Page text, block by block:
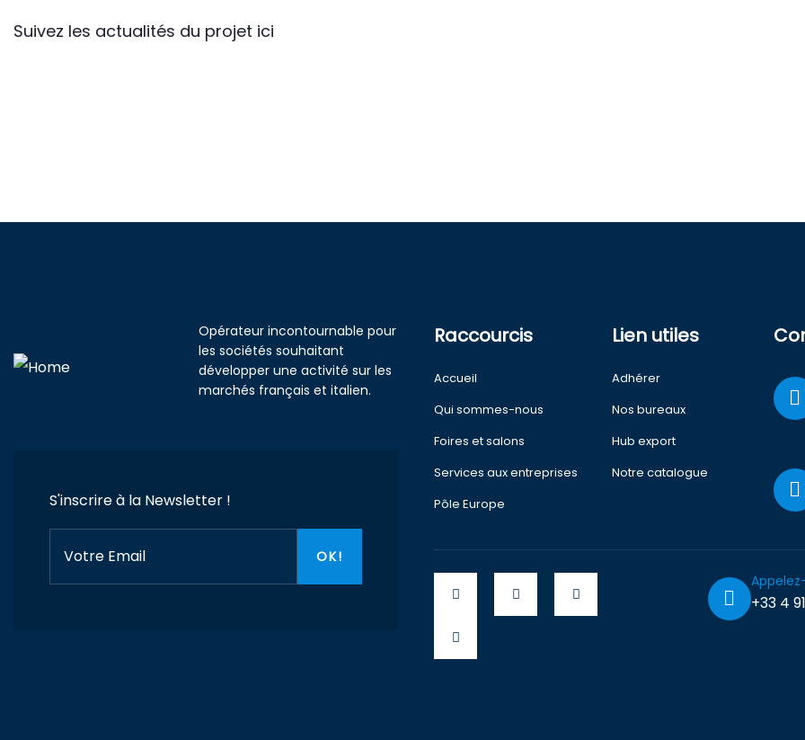
Suivez les actualités du projet ici
Opérateur incontournable pour
les sociétés souhaitant
développer une activité sur les
marchés français et italien.
S'inscrire à la Newsletter !
Raccourcis
Accueil
Qui sommes-nous
Foires et salons
Services aux entreprises
Pôle Europe
Lien utiles
Adhérer
Nos bureaux
Hub export
Notre catalogue
+33 4